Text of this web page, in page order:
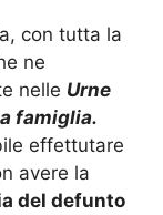
con tutta la
ne
nelle Urne
famiglia.
effettutare
avere la
del defunto